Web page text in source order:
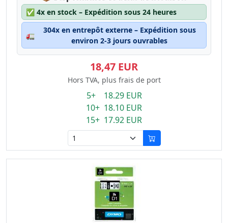
✅ 4x en stock – Expédition sous 24 heures
🚛
304x en entrepôt externe – Expédition sous
environ 2-3 jours ouvrables
18,47 EUR
Hors TVA, plus frais de port
5+ 18.29 EUR
10+ 18.10 EUR
15+ 17.92 EUR